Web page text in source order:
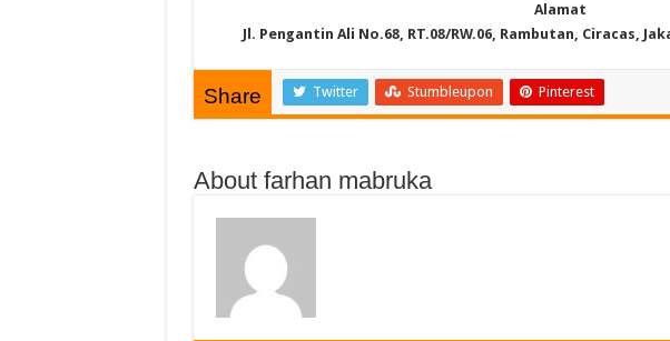
Alamat
Jl. Pengantin Ali No.68, RT.08/RW.06, Rambutan, Ciracas,
Share Twitter Stumbleupon Pinterest
About farhan mabruka